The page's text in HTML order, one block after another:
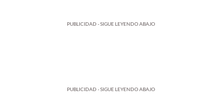
PUBLICIDAD - SIGUE LEYENDO ABAJO
PUBLICIDAD - SIGUE LEYENDO ABAJO